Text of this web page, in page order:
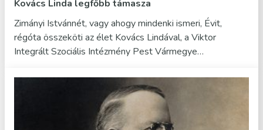
Kovács Linda legfőbb támasza
Zimányi Istvánnét, vagy ahogy mindenki ismeri, Évit,
régóta összeköti az élet Kovács Lindával, a Viktor
Integrált Szociális Intézmény Pest Vármegye…